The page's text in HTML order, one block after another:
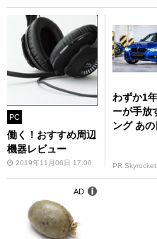
PC
働く！おすすめ周辺
機器レビュー
2019年11月06日 17:00
わずか1
ーが手放
ング あ
PR
AD